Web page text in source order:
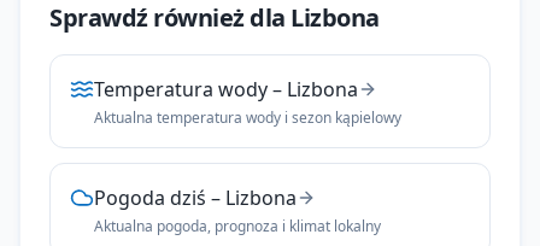
Sprawdź również dla Lizbona
Temperatura wody– Lizbona
Aktualna temperatura wody i sezon kąpielowy
Pogoda dziś – Lizbona
Aktualna pogoda, prognoza i klimat lokalny